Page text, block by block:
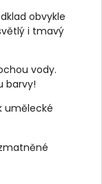
obvykle
i tmavý
vody.
barvy!
umělecké